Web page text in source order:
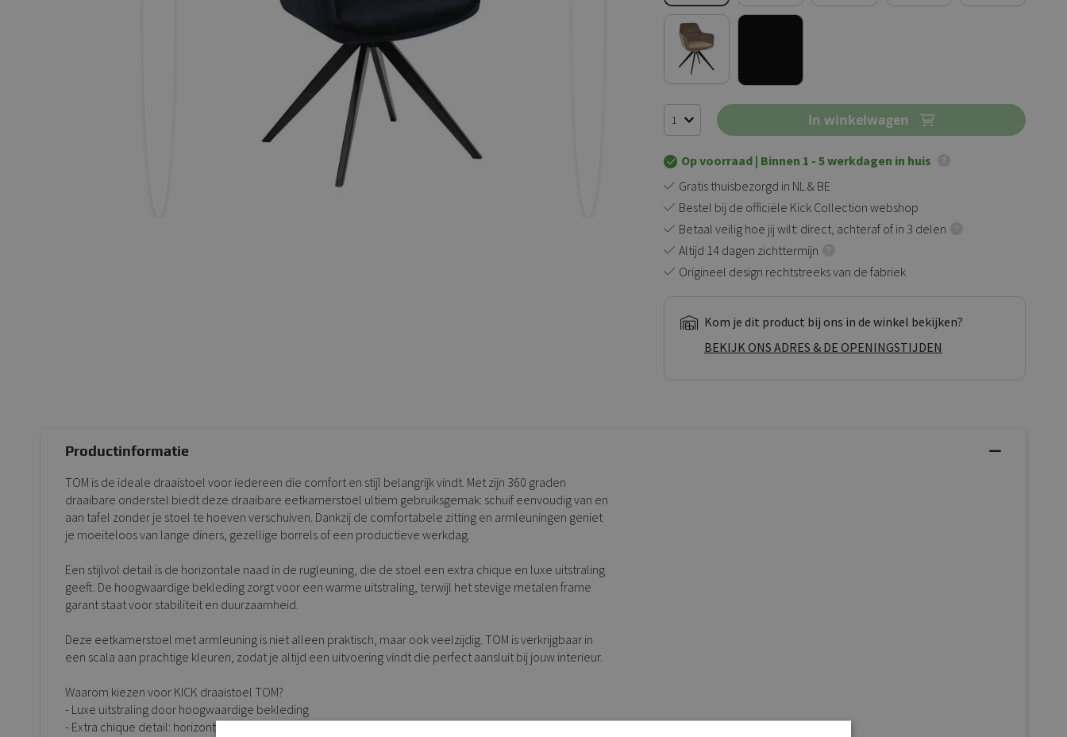
In winkelwagen
Op voorraad | Binnen 1 - 5 werkdagen in huis
Gratis thuisbezorgd in NL & BE
Bestel bij de officiële Kick Collection webshop
Betaal veilig hoe jij wilt: direct, achteraf of in 3 delen
Altijd 14 dagen zichttermijn
Origineel design rechtstreeks van de fabriek
Kom je dit product bij ons in de winkel bekijken?
BEKIJK ONS ADRES & DE OPENINGSTIJDEN
Productinformatie
TOM is de ideale draaistoel voor iedereen die comfort en stijl belangrijk vindt. Met zijn 360 graden
draaibare onderstel biedt deze draaibare eetkamerstoel ultiem gebruiksgemak: schuif eenvoudig van en
aan tafel zonder je stoel te hoeven verschuiven. Dankzij de comfortabele zitting en armleuningen geniet
je moeiteloos van lange diners, gezellige borrels of een productieve werkdag.
Een stijlvol detail is de horizontale naad in de rugleuning, die de stoel een extra chique en luxe uitstraling
geeft. De hoogwaardige bekleding zorgt voor een warme uitstraling, terwijl het stevige metalen frame
garant staat voor stabiliteit en duurzaamheid.
Deze eetkamerstoel met armleuning is niet alleen praktisch, maar ook veelzijdig. TOM is verkrijgbaar in
een scala aan prachtige kleuren, zodat je altijd een uitvoering vindt die perfect aansluit bij jouw interieur.
Waarom kiezen voor KICK draaistoel TOM?
- Luxe uitstraling door hoogwaardige bekleding
- Extra chique detail: horizontale naad in de rugleuning